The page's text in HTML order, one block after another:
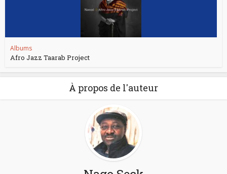
Albums
Afro Jazz Taarab Project
À propos de l'auteur